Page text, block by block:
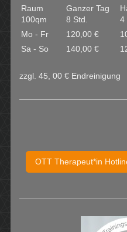
Raum
100qm
Ganzer Tag
8 Std.
4
Mo - Fr
120,00 €
Sa - So
140,00 €
zzgl. 45, 00 € Endreinigung
OTT Therapeut*in